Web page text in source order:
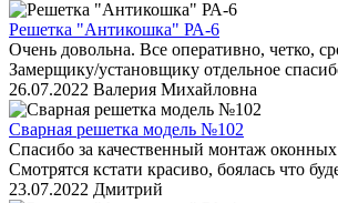
Решетка "Антикошка" РА-6
Очень довольна. Все оперативно, четко,
Замерщику/установщику отдельное
26.07.2022 Валерия Михайловна
Сварная решетка модель №102
Спасибо за качественный монтаж
Смотрятся кстати красиво, боялась что
23.07.2022 Дмитрий